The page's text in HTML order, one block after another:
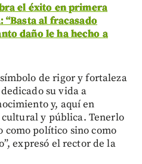
el éxito en primera
“Basta al fracasado
daño le ha hecho a
de rigor y fortaleza
su vida a
y, aquí en
cultural y pública. Tenerlo
como político sino como
expresó el rector de la